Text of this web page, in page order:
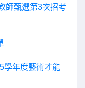
師甄選第3次招考
學年度藝術才能